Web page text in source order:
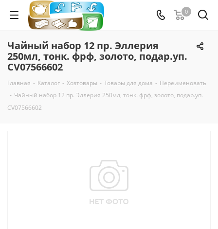
0
Чайный набор 12 пр. Эллерия
250мл, тонк. фрф, золото, подар.уп.
CV07566602
Главная - Каталог - Хозтовары - Товары для дома - Переименовать
- Чайный набор 12 пр. Эллерия 250мл, тонк. фрф, золото, подар.уп.
CV07566602